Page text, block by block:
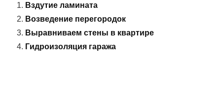
Вздутие ламината
Возведение перегородок
Выравниваем стены в квартире
Гидроизоляция гаража